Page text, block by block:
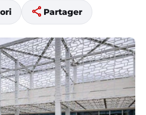
share Partager